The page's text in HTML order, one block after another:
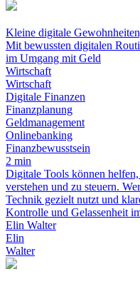
Kleine digitale
Mit bewussten digitalen
im Umgang mit Geld
Wirtschaft
Wirtschaft
Digitale Finanzen
Finanzplanung
Geldmanagement
Onlinebanking
Finanzbewusstsein
2 min
Digitale Tools können helfen,
verstehen und zu steuern.
Technik gezielt nutzt und
Kontrolle und Gelassenheit
Elin Walter
Elin
Walter